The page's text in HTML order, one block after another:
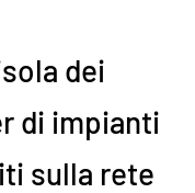
dei
di impianti
sulla rete